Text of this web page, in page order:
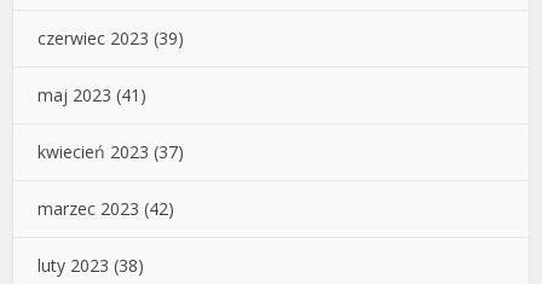
czerwiec 2023 (39)
maj 2023 (41)
kwiecień 2023 (37)
marzec 2023 (42)
luty 2023 (38)